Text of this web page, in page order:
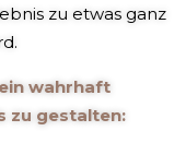
zu etwas ganz
wahrhaft
zu gestalten: